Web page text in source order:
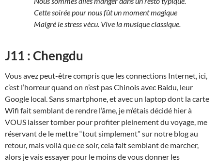
Cette soirée pour nous fût un moment magique
Malgré le stress vécu. Vive la musique classique.
J11 : Chengdu
Vous avez peut-être compris que les connections Internet, ici,
c’est l’horreur quand on n’est pas Chinois avec Baidu, leur
Google local. Sans smartphone, et avec un laptop dont la carte
Wifi fait semblant de rendre l’âme, je m’étais décidé hier à
VOUS laisser tomber pour profiter pleinement du voyage, me
réservant de le mettre “tout simplement” sur notre blog au
retour, mais voilà que ce soir, cela fait semblant de marcher,
alors je vais essayer pour le moins de vous donner les